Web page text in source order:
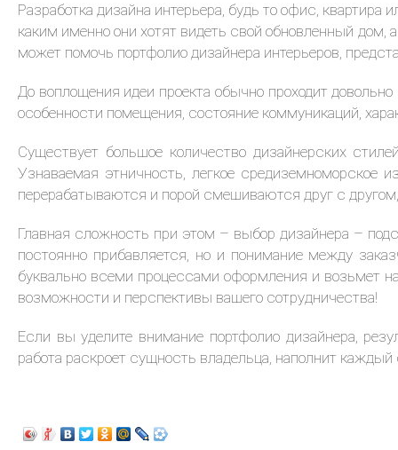
Разработка дизайна интерьера, будь то офис,
каким именно они хотят видеть свой обновленный
может помочь портфолио дизайнера интерьеров,
До воплощения идеи проекта обычно проходит
особенности помещения, состояние коммуникаций,
Существует большое количество дизайнерских
Узнаваемая этничность, легкое средиземноморское
перерабатываются и порой смешиваются друг с
Главная сложность при этом – выбор дизайнера –
постоянно прибавляется, но и понимание между
буквально всеми процессами оформления и возьмет
возможности и перспективы вашего сотрудничества!
Если вы уделите внимание портфолио дизайнера,
работа раскроет сущность владельца, наполнит